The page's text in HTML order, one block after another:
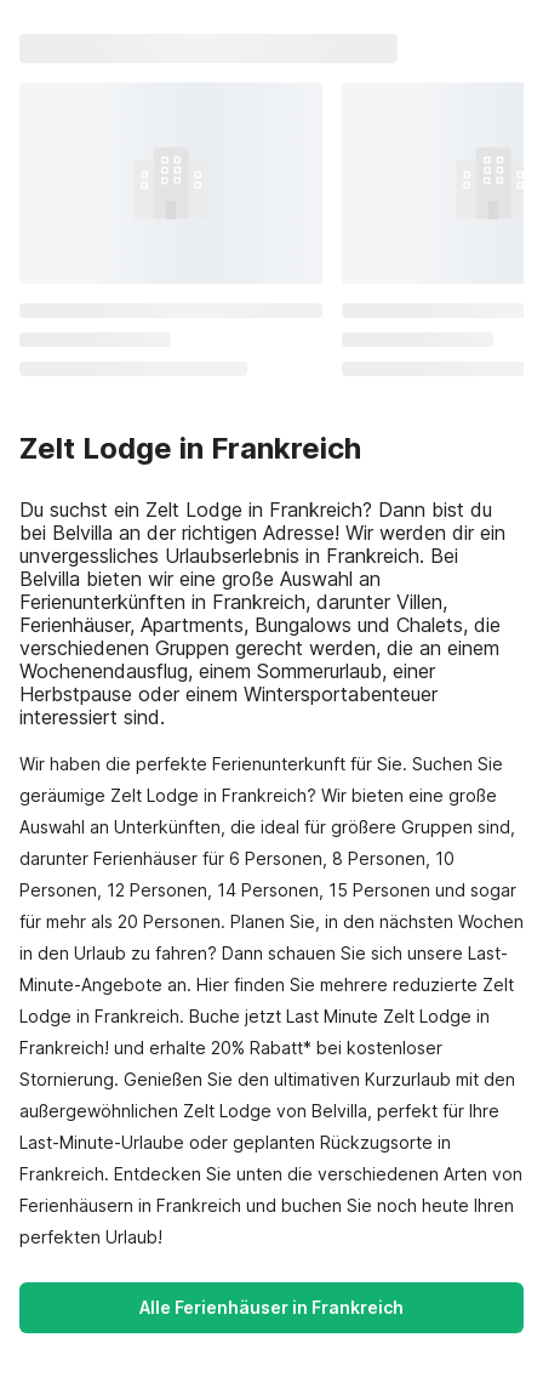
Zelt Lodge in Frankreich
Du suchst ein Zelt Lodge in Frankreich? Dann bist du
bei Belvilla an der richtigen Adresse! Wir werden dir ein
unvergessliches Urlaubserlebnis in Frankreich. Bei
Belvilla bieten wir eine große Auswahl an
Ferienunterkünften in Frankreich, darunter Villen,
Ferienhäuser, Apartments, Bungalows und Chalets, die
verschiedenen Gruppen gerecht werden, die an einem
Wochenendausflug, einem Sommerurlaub, einer
Herbstpause oder einem Wintersportabenteuer
interessiert sind.
Wir haben die perfekte Ferienunterkunft für Sie. Suchen Sie
geräumige Zelt Lodge in Frankreich? Wir bieten eine große
Auswahl an Unterkünften, die ideal für größere Gruppen sind,
darunter Ferienhäuser für 6 Personen, 8 Personen, 10
Personen, 12 Personen, 14 Personen, 15 Personen und sogar
für mehr als 20 Personen. Planen Sie, in den nächsten Wochen
in den Urlaub zu fahren? Dann schauen Sie sich unsere Last-
Minute-Angebote an. Hier finden Sie mehrere reduzierte Zelt
Lodge in Frankreich. Buche jetzt Last Minute Zelt Lodge in
Frankreich! und erhalte 20% Rabatt* bei kostenloser
Stornierung. Genießen Sie den ultimativen Kurzurlaub mit den
außergewöhnlichen Zelt Lodge von Belvilla, perfekt für Ihre
Last-Minute-Urlaube oder geplanten Rückzugsorte in
Frankreich. Entdecken Sie unten die verschiedenen Arten von
Ferienhäusern in Frankreich und buchen Sie noch heute Ihren
perfekten Urlaub!
Alle Ferienhäuser in Frankreich